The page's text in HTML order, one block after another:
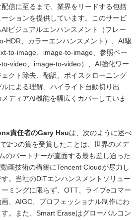
信に至るまで、業界をリードする包括
ションを提供しています。このサービ
ビジュアルエンハンスメント（フレー
HDR、カラーエンハンスメント）、AI駆
to-image、image-to-image、参照ベー
video、image-to-video）、AI強化ワー
クト除去、翻訳、ボイスクローニング
による理解、ハイライト自動切り出
ディアAI機能を幅広くカバーしていま
責任者のGary Hsuは、次のように述べ
2つの賞を受賞したことは、世界のメデ
のパートナーが直面する最も差し迫った
画技術の構築にTencent Cloudが尽力し
。当社のDiTエンハンスメントソリュー
ミングに限らず、OTT、ライブeコマー
、AIGC、プロフェッショナル制作にわ
。また、Smart Eraseはグローバルコン